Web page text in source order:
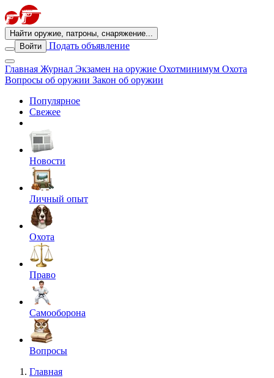
Найти оружие, патроны, снаряжение...
Войти
Подать объявление
Главная Журнал Экзамен на оружие Охотминимум Охота
Вопросы об оружии Закон об оружии
Популярное
Свежее
Новости
Личный опыт
Охота
Право
Самооборона
Вопросы
Главная